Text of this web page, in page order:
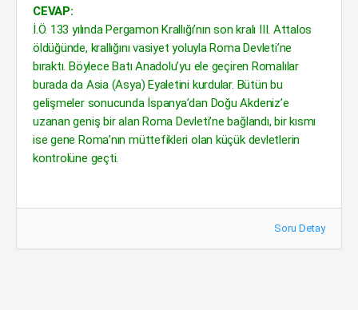
CEVAP:
İ.Ö. 133 yılında Pergamon Krallığı’nın son kralı III. Attalos
öldüğünde, krallığını vasiyet yoluyla Roma Devleti’ne
bıraktı. Böylece Batı Anadolu’yu ele geçiren Romalılar
burada da Asia (Asya) Eyaletini kurdular. Bütün bu
gelişmeler sonucunda İspanya’dan Doğu Akdeniz’e
uzanan geniş bir alan Roma Devleti’ne bağlandı, bir kısmı
ise gene Roma’nın müttefikleri olan küçük devletlerin
kontrolüne geçti.
Soru Detay